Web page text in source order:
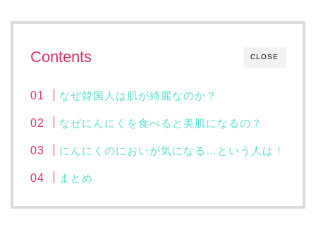
CLOSE
Contents
なぜ韓国人は肌が綺麗なのか？
なぜにんにくを食べると美肌になるの？
にんにくのにおいが気になる…という人は！
まとめ